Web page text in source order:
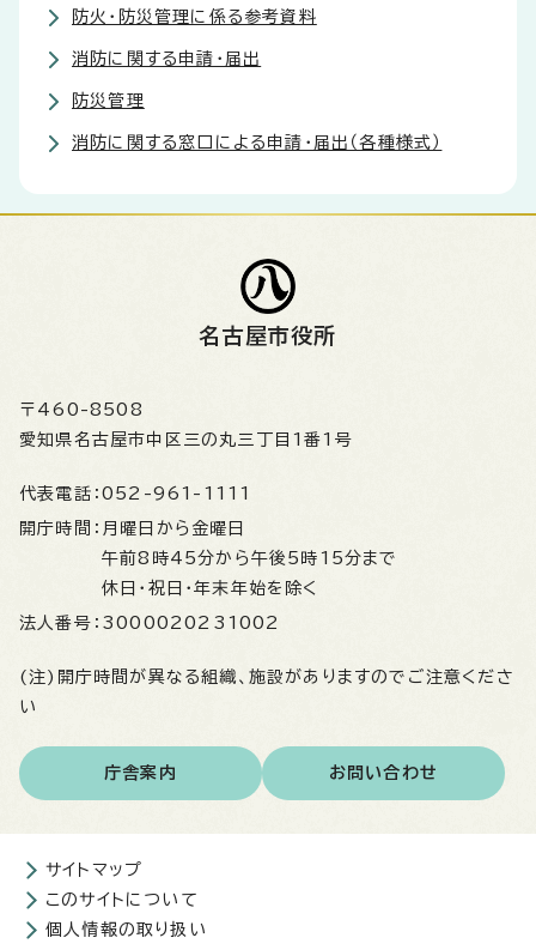
防火・防災管理に係る参考資料
消防に関する申請・届出
防災管理
消防に関する窓口による申請・届出（各種様式）
名古屋市役所
〒460-8508
愛知県名古屋市中区三の丸三丁目1番1号
代表電話： 052-961-1111
開庁時間： 月曜日から金曜日
午前8時45分から午後5時15分まで
休日・祝日・年末年始を除く
法人番号： 3000020231002
(注)開庁時間が異なる組織、施設がありますのでご注意くださ
い
庁舎案内 お問い合わせ
サイトマップ
このサイトについて
個人情報の取り扱い